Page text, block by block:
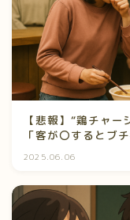
【悲報】“鶏チャ
「客が〇するとブ
2025.06.06